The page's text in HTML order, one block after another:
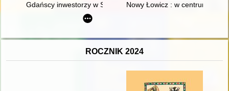
Gdańscy inwestorzy w Sopocie : prestiż finansowy i
Nowy Łowicz : w centrum
ROCZNIK 2024